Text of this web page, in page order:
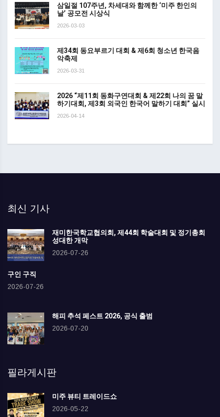
삼일절 107주년, 차세대와 함께한 ‘미주 한인의
날’ 공모전 시상식
2026-03-03
제34회 동요부르기 대회 & 제6회 청소년 한국음
악축제
2026-03-31
2026 “제11회 동화구연대회 & 제22회 나의 꿈 말
하기대회, 제3회 외국인 한국어 말하기 대회” 실시
2026-04-14
최신 기사
재미한국학교협의회, 제44회 학술대회 및 정기총회
성대한 개막
2026-07-26
구인 구직
2026-07-26
해피 추석 페스트 2026, 공식 출범
2026-07-20
필라게시판
미주 뷰티 트레이드쇼
2026-05-22